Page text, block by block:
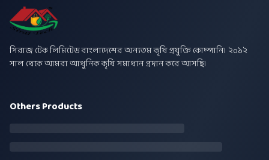
সিরাজ টেক লিমিটেড বাংলাদেশের অন্যতম কৃষি প্রযুক্তি কোম্পানি। ২০১২
সাল থেকে আমরা আধুনিক কৃষি সমাধান প্রদান করে আসছি।
Others Products